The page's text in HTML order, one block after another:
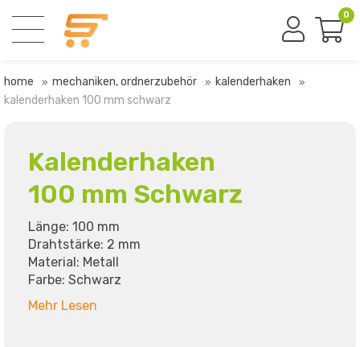
0
home mechaniken, ordnerzubehör
kalenderhaken
kalenderhaken 100 mm schwarz
Kalenderhaken
100 mm Schwarz
Länge: 100 mm
Drahtstärke: 2 mm
Material: Metall
Farbe: Schwarz
Mehr Lesen